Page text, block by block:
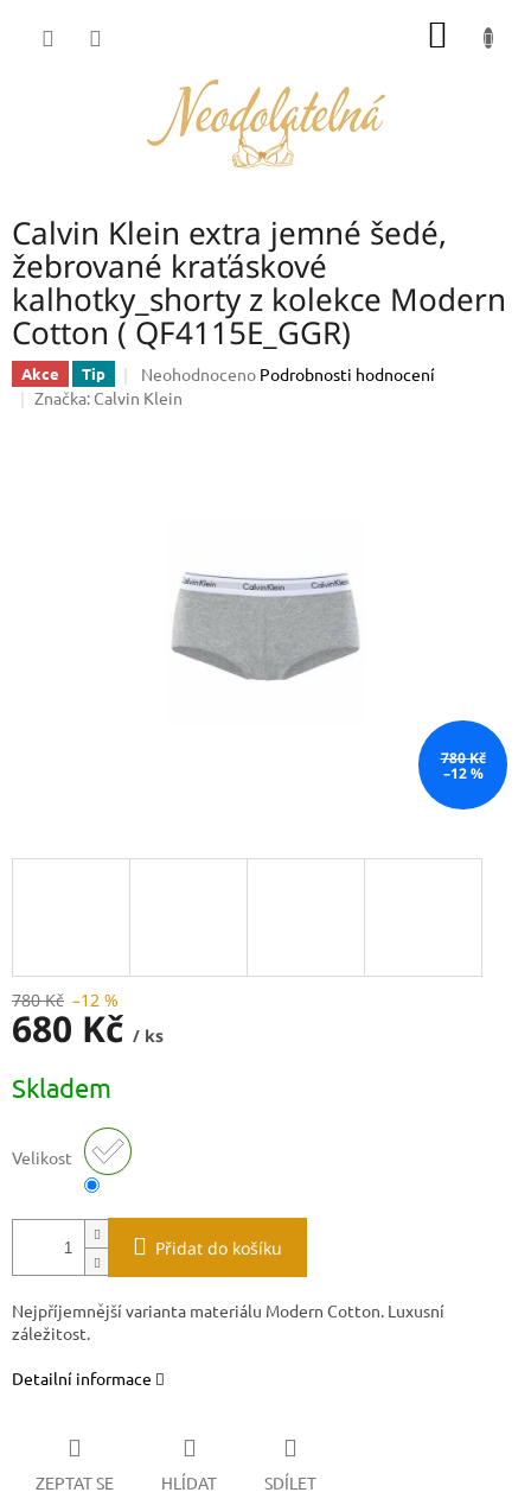
Calvin Klein extra jemné šedé,
žebrované kraťáskové
kalhotky_shorty z kolekce Modern
Cotton ( QF4115E_GGR)
Akce Tip
Průměrné
hodnocení
Neohodnoceno Podrobnosti hodnocení
Značka: Calvin Klein
780 Kč
–12 %
780 Kč –12 %
680 Kč / ks
cena:
Skladem
Velikost
Přidat do košíku
Nejpříjemnější varianta materiálu Modern Cotton. Luxusní
záležitost.
Detailní informace
ZEPTAT SE HLÍDAT SDÍLET